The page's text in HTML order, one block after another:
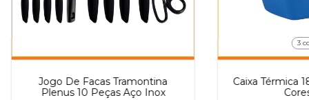
Jogo De Facas Tramontina
Plenus 10 Peças Aço Inox
3
Caixa Térmica